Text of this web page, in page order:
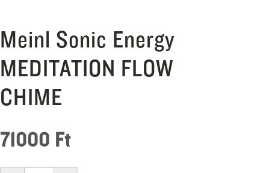
Meinl Sonic Energy
MEDITATION FLOW
CHIME
71000 Ft